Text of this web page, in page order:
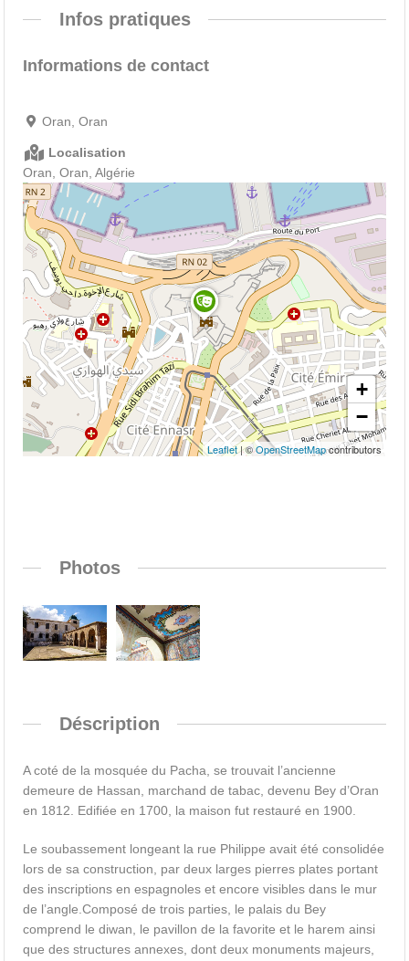
Infos pratiques
Informations de contact
Oran, Oran
Localisation
Oran, Oran, Algérie
+
−
Leaflet| ©OpenStreetMapcontributors
Photos
Déscription
A coté de la mosquée du Pacha, se trouvait l’ancienne
demeure de Hassan, marchand de tabac, devenu Bey d’Oran
en 1812. Edifiée en 1700, la maison fut restauré en 1900.
Le soubassement longeant la rue Philippe avait été consolidée
lors de sa construction, par deux larges pierres plates portant
des inscriptions en espagnoles et encore visibles dans le mur
de l’angle.Composé de trois parties, le palais du Bey
comprend le diwan, le pavillon de la favorite et le harem ainsi
que des structures annexes, dont deux monuments majeurs,